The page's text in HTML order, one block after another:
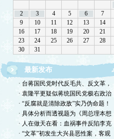
最新发布
· 台蒋国民党时代反毛共、反文革，
· 袁隆平更疑似蒋统国民党极右政治
· “反腐就是清除政敌”实乃伪命题！
· 具体分析而透视题为《周总理本想
· 人在做天在看：血祸事件反陷李克
· “文革”初发生大兴县恶性案，客观